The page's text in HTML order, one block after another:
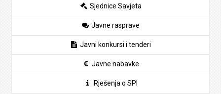
Sjednice Savjeta
Javne rasprave
Javni konkursi i tenderi
Javne nabavke
Rješenja o SPI